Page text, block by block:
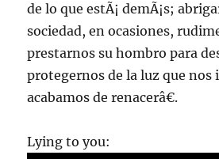
de lo que estÃ¡ demÃ¡s;
sociedad, en ocasiones,
prestarnos su hombro para
protegernos de la luz que nos
acabamos de renacerâ€.
Lying to you: